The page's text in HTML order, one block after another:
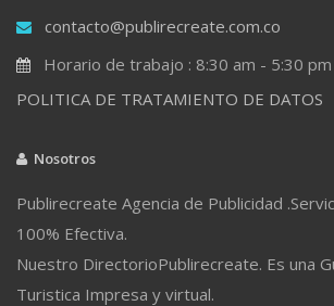
contacto@publirecreate.com.co
Horario de trabajo : 8:30 am - 5:30 pm
POLITICA DE TRATAMIENTO DE DATOS
Nosotros
Publirecreate Agencia de Publicidad
100% Efectiva.
Nuestro DirectorioPublirecreate. Es una
Turistica Impresa y virtual.